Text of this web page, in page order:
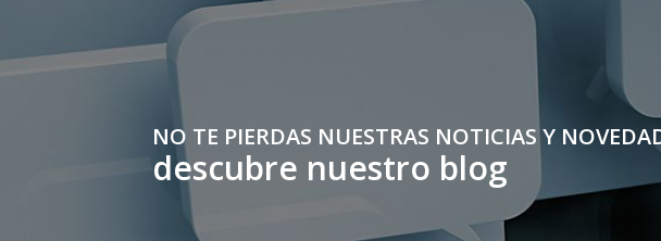
NO TE PIERDAS NUESTRAS NOTICIAS Y
descubre nuestro blog